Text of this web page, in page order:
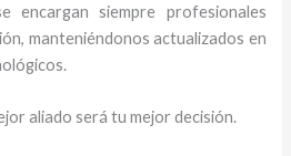
encargan siempre profesionales
manteniéndonos actualizados en
aliado será tu mejor decisión.